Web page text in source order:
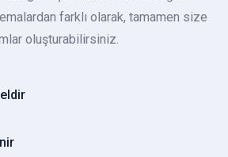
farklı olarak, tamamen size
oluşturabilirsiniz.